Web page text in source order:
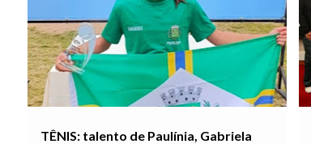
TÊNIS: talento de Paulínia, Gabriela